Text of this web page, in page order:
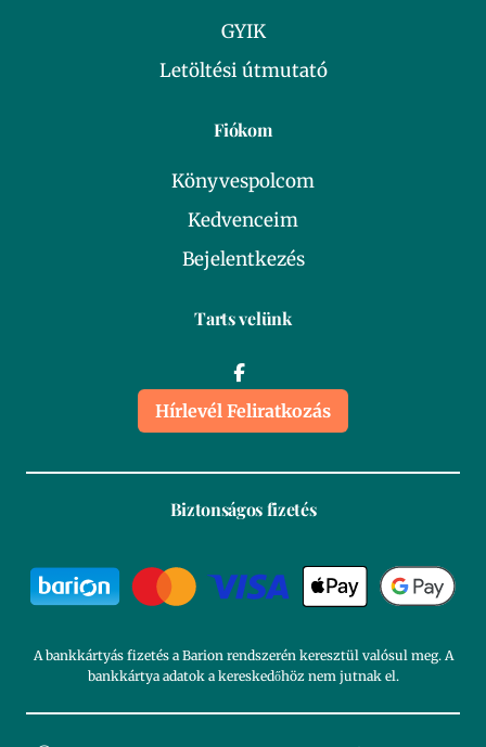
GYIK
Letöltési útmutató
Fiókom
Könyvespolcom
Kedvenceim
Bejelentkezés
Tarts velünk
Hírlevél Feliratkozás
Biztonságos fizetés
A bankkártyás fizetés a Barion rendszerén keresztül valósul meg. A
bankkártya adatok a kereskedőhöz nem jutnak el.